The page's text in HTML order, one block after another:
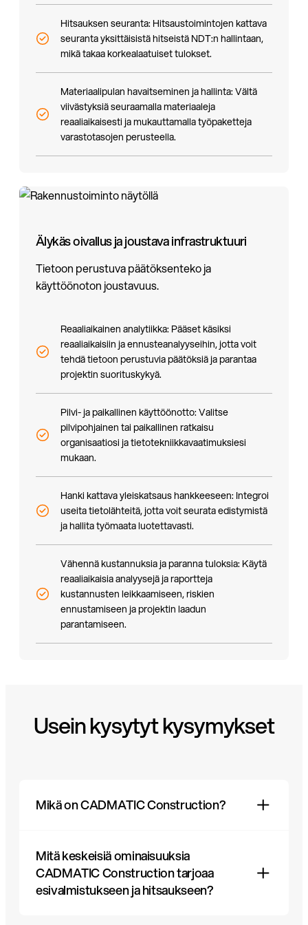
Hitsauksen seuranta: Hitsaustoimintojen kattava
seuranta yksittäisistä hitseistä NDT:n hallintaan,
mikä takaa korkealaatuiset tulokset.
Materiaalipulan havaitseminen ja hallinta: Vältä
viivästyksiä seuraamalla materiaaleja
reaaliaikaisesti ja mukauttamalla työpaketteja
varastotasojen perusteella.
Älykäs oivallus ja joustava infrastruktuuri
Tietoon perustuva päätöksenteko ja
käyttöönoton joustavuus.
Reaaliaikainen analytiikka: Pääset käsiksi
reaaliaikaisiin ja ennusteanalyyseihin, jotta voit
tehdä tietoon perustuvia päätöksiä ja parantaa
projektin suorituskykyä.
Pilvi- ja paikallinen käyttöönotto: Valitse
pilvipohjainen tai paikallinen ratkaisu
organisaatiosi ja tietotekniikkavaatimuksiesi
mukaan.
Hanki kattava yleiskatsaus hankkeeseen: Integroi
useita tietolähteitä, jotta voit seurata edistymistä
ja hallita työmaata luotettavasti.
Vähennä kustannuksia ja paranna tuloksia: Käytä
reaaliaikaisia analyysejä ja raportteja
kustannusten leikkaamiseen, riskien
ennustamiseen ja projektin laadun
parantamiseen.
Usein kysytyt kysymykset
Mikä on CADMATIC Construction?
CADMATIC Construction on kattava
rakentamisen hallintaratkaisu. Se tukee 2D/3D-
piirustuksia, BIM-mallinnusta, törmäysten
Mitä keskeisiä ominaisuuksia
CADMATIC Construction tarjoaa
esivalmistukseen ja hitsaukseen?